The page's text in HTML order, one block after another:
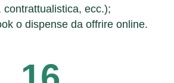
contrattualistica, ecc.);
o dispense da offrire online.